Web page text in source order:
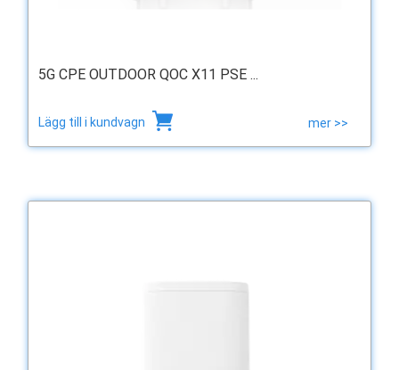
5G CPE OUTDOOR QOC X11 PSE ...
Lägg till i kundvagn mer >>